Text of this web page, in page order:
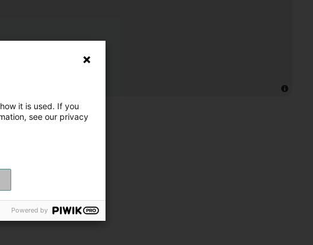
it is used. If you
see our privacy
Powered by